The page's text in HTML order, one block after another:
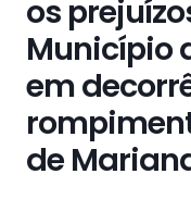
os
Município
em
de